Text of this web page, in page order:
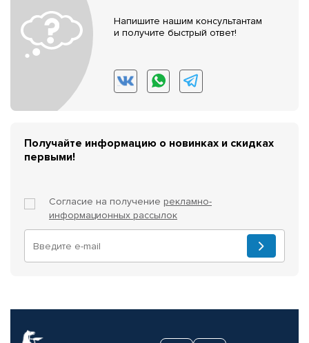
Напишите нашим консультантам
и получите быстрый ответ!
Получайте информацию о новинках и скидках
первыми!
Согласие на получение рекламно-
информационных рассылок